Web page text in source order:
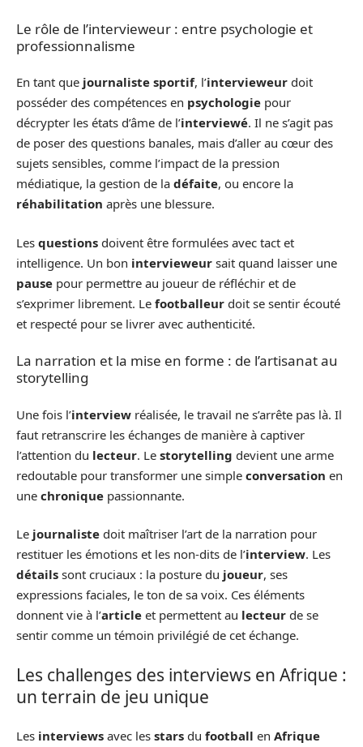
Le rôle de l’intervieweur : entre psychologie et
professionnalisme
En tant que journaliste sportif, l’intervieweur doit
posséder des compétences en psychologie pour
décrypter les états d’âme de l’interviewé. Il ne s’agit pas
de poser des questions banales, mais d’aller au cœur des
sujets sensibles, comme l’impact de la pression
médiatique, la gestion de la défaite, ou encore la
réhabilitation après une blessure.
Les questions doivent être formulées avec tact et
intelligence. Un bon intervieweur sait quand laisser une
pause pour permettre au joueur de réfléchir et de
s’exprimer librement. Le footballeur doit se sentir écouté
et respecté pour se livrer avec authenticité.
La narration et la mise en forme : de l’artisanat au
storytelling
Une fois l’interview réalisée, le travail ne s’arrête pas là. Il
faut retranscrire les échanges de manière à captiver
l’attention du lecteur. Le storytelling devient une arme
redoutable pour transformer une simple conversation en
une chronique passionnante.
Le journaliste doit maîtriser l’art de la narration pour
restituer les émotions et les non-dits de l’interview. Les
détails sont cruciaux : la posture du joueur, ses
expressions faciales, le ton de sa voix. Ces éléments
donnent vie à l’article et permettent au lecteur de se
sentir comme un témoin privilégié de cet échange.
Les challenges des interviews en Afrique :
un terrain de jeu unique
Les interviews avec les stars du football en Afrique